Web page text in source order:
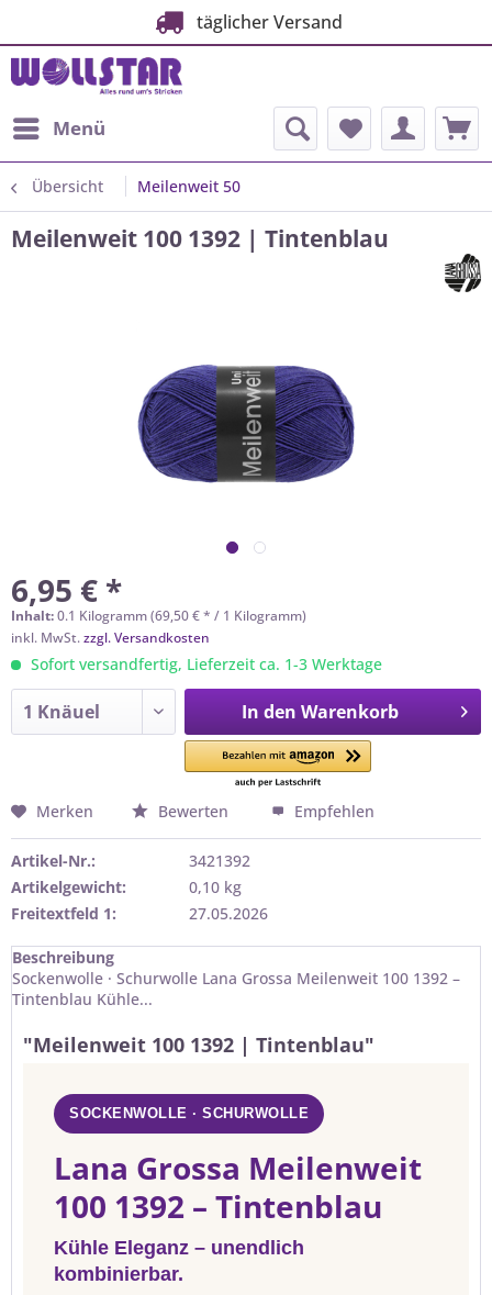
täglicher Versand
Menü
Übersicht Meilenweit 50
Meilenweit 100 1392 | Tintenblau
6,95 € *
Inhalt:0.1 Kilogramm (69,50 € * / 1 Kilogramm)
inkl. MwSt.zzgl. Versandkosten
Sofort versandfertig, Lieferzeit ca. 1-3 Werktage
In den Warenkorb
Merken Bewerten Empfehlen
Artikel-Nr.:
3421392
Artikelgewicht:
0,10 kg
Freitextfeld 1:
27.05.2026
Beschreibung
Sockenwolle · Schurwolle Lana Grossa Meilenweit 100 1392 –
Tintenblau Kühle...
"Meilenweit 100 1392 | Tintenblau"
SOCKENWOLLE · SCHURWOLLE
Lana Grossa Meilenweit
100 1392 – Tintenblau
Kühle Eleganz – unendlich
kombinierbar.